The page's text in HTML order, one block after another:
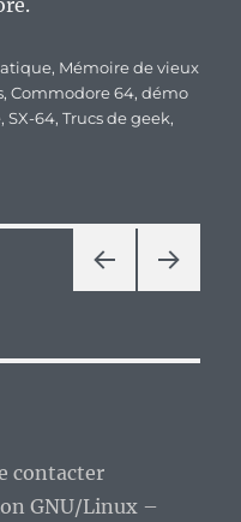
, Mémoire de vieux
,Commodore 64,démo
,SX-64,Trucs de geek,
CÉD ANT
contacter
GNU/Linux –